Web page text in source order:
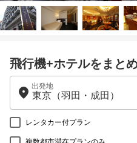
飛行機+ホテルをまと
出発地
レンタカー付プラン